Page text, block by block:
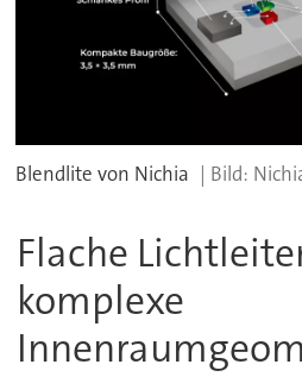
Blendlite von Nichia
Flache
komplexe